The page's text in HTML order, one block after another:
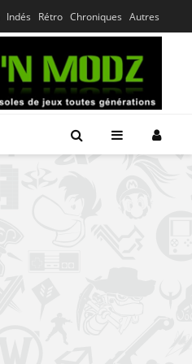
Indés Rétro Chroniques Autres